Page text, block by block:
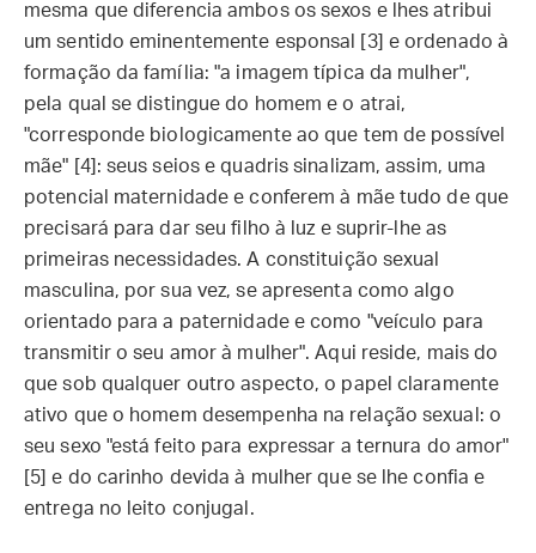
mesma que diferencia ambos os sexos e lhes atribui
um sentido eminentemente esponsal [3] e ordenado à
formação da família: "a imagem típica da mulher",
pela qual se distingue do homem e o atrai,
"corresponde biologicamente ao que tem de possível
mãe" [4]: seus seios e quadris sinalizam, assim, uma
potencial maternidade e conferem à mãe tudo de que
precisará para dar seu filho à luz e suprir-lhe as
primeiras necessidades. A constituição sexual
masculina, por sua vez, se apresenta como algo
orientado para a paternidade e como "veículo para
transmitir o seu amor à mulher". Aqui reside, mais do
que sob qualquer outro aspecto, o papel claramente
ativo que o homem desempenha na relação sexual: o
seu sexo "está feito para expressar a ternura do amor"
[5] e do carinho devida à mulher que se lhe confia e
entrega no leito conjugal.